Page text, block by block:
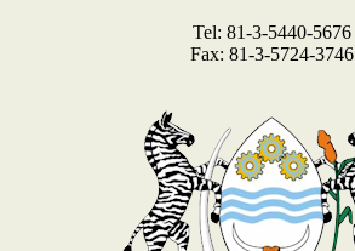
Tel: 81-3-5440-5676
Fax: 81-3-5724-3746